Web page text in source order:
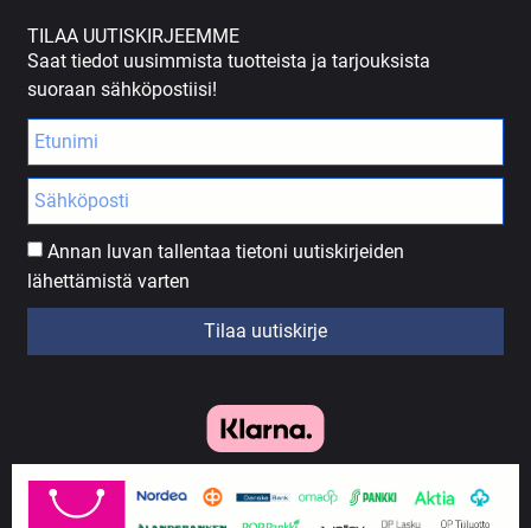
TILAA UUTISKIRJEEMME
Saat tiedot uusimmista tuotteista ja tarjouksista
suoraan sähköpostiisi!
Annan luvan tallentaa tietoni uutiskirjeiden
lähettämistä varten
Tilaa uutiskirje